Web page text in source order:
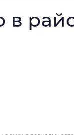
в